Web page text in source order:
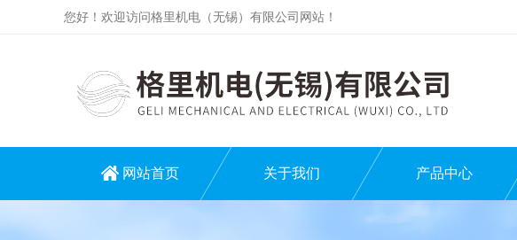
您好！欢迎访问格里机电（无锡）有限公司网站！
网站首页 关于我们 产品中心